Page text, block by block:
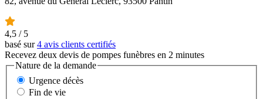
4,5 / 5
basé sur4 avis clients certifiés
Recevez deux devis de pompes funèbres en 2 minutes
Nature de la demande
Urgence décès
Fin de vie